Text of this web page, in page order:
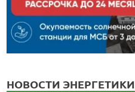
НОВОСТИ ЭНЕРГЕТИКИ